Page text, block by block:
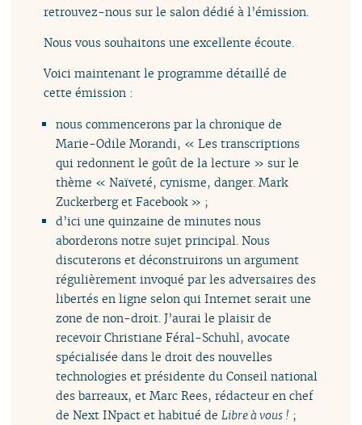
retrouvez-nous sur le salon dédié à l’émission.
Nous vous souhaitons une excellente écoute.
Voici maintenant le programme détaillé de
cette émission :
nous commencerons par la chronique de
Marie-Odile Morandi, « Les transcriptions
qui redonnent le goût de la lecture » sur le
thème « Naïveté, cynisme, danger. Mark
Zuckerberg et Facebook » ;
d’ici une quinzaine de minutes nous
aborderons notre sujet principal. Nous
discuterons et déconstruirons un argument
régulièrement invoqué par les adversaires des
libertés en ligne selon qui Internet serait une
zone de non-droit. J’aurai le plaisir de
recevoir Christiane Féral-Schuhl, avocate
spécialisée dans le droit des nouvelles
technologies et présidente du Conseil national
des barreaux, et Marc Rees, rédacteur en chef
de Next INpact et habitué de Libre à vous ! ;